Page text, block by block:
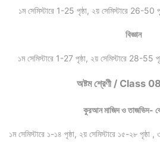
১ম সেমিস্টারে 1-25 পৃষ্ঠা, ২য় সেমিস্টারে 26-50
বিজ্ঞান
১ম সেমিস্টারে 1-27 পৃষ্ঠা, ২য় সেমিস্টারে 28-55
অষ্টম শ্রেণী / Class
কুরআন মাজিদ ও তাজভিদ-
১ম সেমিস্টারে ১-১৪ পৃষ্ঠা, ২য় সেমিস্টারে ১৫-২৮ পৃষ্ঠা ,